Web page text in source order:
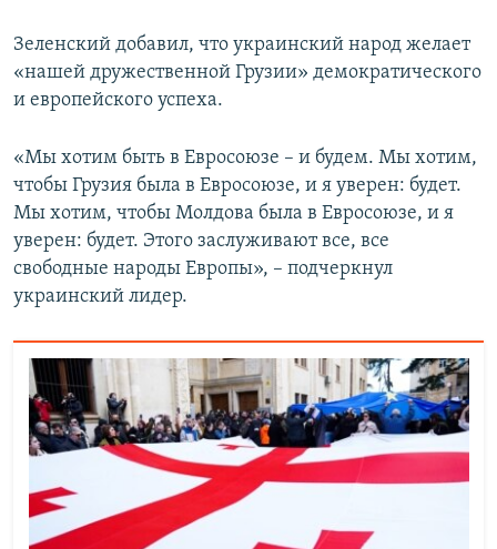
Зеленский добавил, что украинский народ желает
«нашей дружественной Грузии» демократического
и европейского успеха.
«Мы хотим быть в Евросоюзе – и будем. Мы хотим,
чтобы Грузия была в Евросоюзе, и я уверен: будет.
Мы хотим, чтобы Молдова была в Евросоюзе, и я
уверен: будет. Этого заслуживают все, все
свободные народы Европы», – подчеркнул
украинский лидер.